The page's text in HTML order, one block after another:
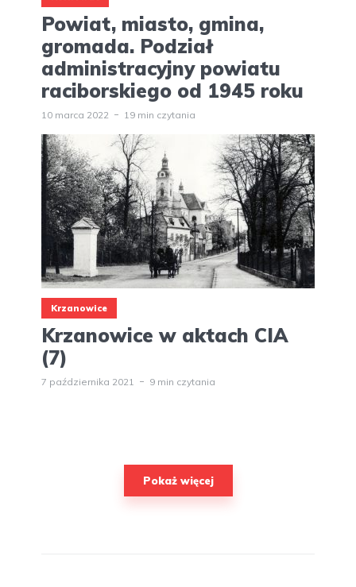
Powiat, miasto, gmina,
gromada. Podział
administracyjny powiatu
raciborskiego od 1945 roku
10 marca 2022 19 min czytania
Krzanowice
Krzanowice w aktach CIA
(7)
7 października 2021 9 min czytania
Pokaż więcej